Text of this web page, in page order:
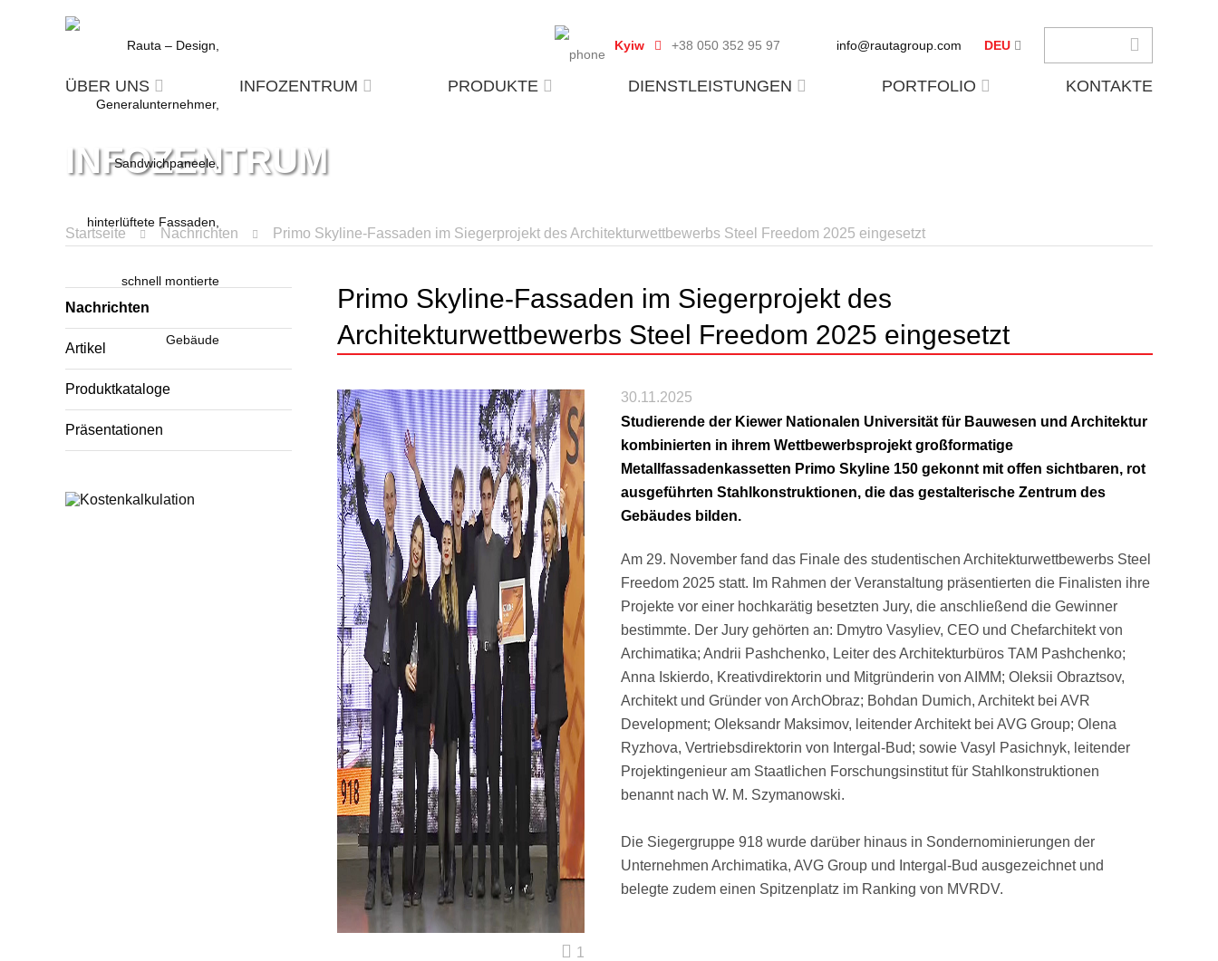
Kyiw +38 050 352 95 97 info@rautagroup.com DEU
ÜBER UNS INFOZENTRUM PRODUKTE DIENSTLEISTUNGEN PORTFOLIO KONTAKTE
INFOZENTRUM
Startseite Nachrichten Primo Skyline-Fassaden im Siegerprojekt des Architekturwettbewerbs Steel Freedom 2025 eingesetzt
Nachrichten
Artikel
Produktkataloge
Präsentationen
Primo Skyline-Fassaden im Siegerprojekt des
Architekturwettbewerbs Steel Freedom 2025 eingesetzt
1
30.11.2025
Studierende der Kiewer Nationalen Universität für Bauwesen und Architektur
kombinierten in ihrem Wettbewerbsprojekt großformatige
Metallfassadenkassetten Primo Skyline 150 gekonnt mit offen sichtbaren, rot
ausgeführten Stahlkonstruktionen, die das gestalterische Zentrum des
Gebäudes bilden.
Am 29. November fand das Finale des studentischen Architekturwettbewerbs Steel
Freedom 2025 statt. Im Rahmen der Veranstaltung präsentierten die Finalisten ihre
Projekte vor einer hochkarätig besetzten Jury, die anschließend die Gewinner
bestimmte. Der Jury gehörten an: Dmytro Vasyliev, CEO und Chefarchitekt von
Archimatika; Andrii Pashchenko, Leiter des Architekturbüros TAM Pashchenko;
Anna Iskierdo, Kreativdirektorin und Mitgründerin von AIMM; Oleksii Obraztsov,
Architekt und Gründer von ArchObraz; Bohdan Dumich, Architekt bei AVR
Development; Oleksandr Maksimov, leitender Architekt bei AVG Group; Olena
Ryzhova, Vertriebsdirektorin von Intergal-Bud; sowie Vasyl Pasichnyk, leitender
Projektingenieur am Staatlichen Forschungsinstitut für Stahlkonstruktionen
benannt nach W. M. Szymanowski.
Die Siegergruppe 918 wurde darüber hinaus in Sondernominierungen der
Unternehmen Archimatika, AVG Group und Intergal-Bud ausgezeichnet und
belegte zudem einen Spitzenplatz im Ranking von MVRDV.